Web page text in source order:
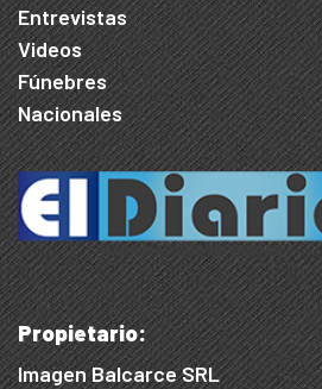
Entrevistas
Videos
Fúnebres
Nacionales
Propietario:
Imagen Balcarce SRL